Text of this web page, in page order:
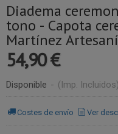
Diadema
tono - Capota
Martínez
54,90 €
Disponible - (Imp. Incluidos)
Costes de envío Ver